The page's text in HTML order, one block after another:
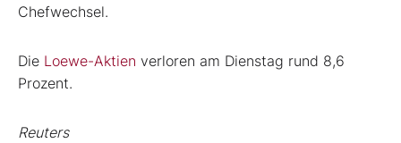
Chefwechsel.
Die Loewe-Aktien verloren am Dienstag rund 8,6
Prozent.
Reuters